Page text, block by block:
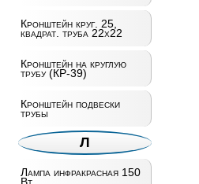
Кронштейн круг. 25,
квадрат. труба 22х22
Кронштейн на круглую
трубу (КР-39)
Кронштейн подвески
трубы
Л
Лампа инфракрасная 150